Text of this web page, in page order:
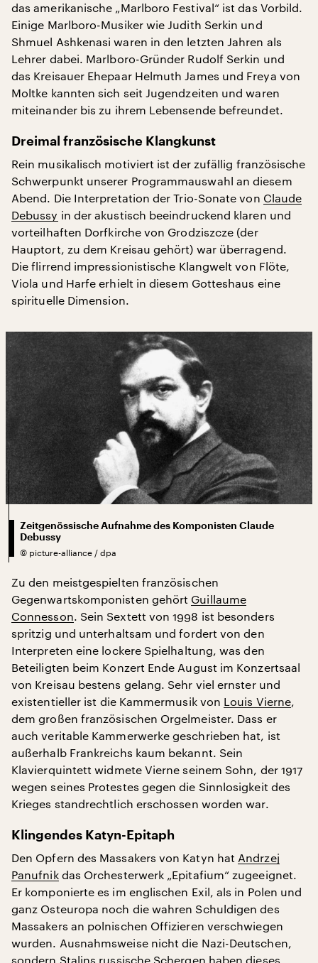
das amerikanische „Marlboro Festival“ ist das Vorbild.
Einige Marlboro-Musiker wie Judith Serkin und
Shmuel Ashkenasi waren in den letzten Jahren als
Lehrer dabei. Marlboro-Gründer Rudolf Serkin und
das Kreisauer Ehepaar Helmuth James und Freya von
Moltke kannten sich seit Jugendzeiten und waren
miteinander bis zu ihrem Lebensende befreundet.
Dreimal französische Klangkunst
Rein musikalisch motiviert ist der zufällig französische
Schwerpunkt unserer Programmauswahl an diesem
Abend. Die Interpretation der Trio-Sonate von Claude
Debussy in der akustisch beeindruckend klaren und
vorteilhaften Dorfkirche von Grodziszcze (der
Hauptort, zu dem Kreisau gehört) war überragend.
Die flirrend impressionistische Klangwelt von Flöte,
Viola und Harfe erhielt in diesem Gotteshaus eine
spirituelle Dimension.
Zeitgenössische Aufnahme des Komponisten Claude
Debussy
© picture-alliance / dpa
Zu den meistgespielten französischen
Gegenwartskomponisten gehört Guillaume
Connesson. Sein Sextett von 1998 ist besonders
spritzig und unterhaltsam und fordert von den
Interpreten eine lockere Spielhaltung, was den
Beteiligten beim Konzert Ende August im Konzertsaal
von Kreisau bestens gelang. Sehr viel ernster und
existentieller ist die Kammermusik von Louis Vierne,
dem großen französischen Orgelmeister. Dass er
auch veritable Kammerwerke geschrieben hat, ist
außerhalb Frankreichs kaum bekannt. Sein
Klavierquintett widmete Vierne seinem Sohn, der 1917
wegen seines Protestes gegen die Sinnlosigkeit des
Krieges standrechtlich erschossen worden war.
Klingendes Katyn-Epitaph
Den Opfern des Massakers von Katyn hat Andrzej
Panufnikdas Orchesterwerk „Epitafium“ zugeeignet.
Er komponierte es im englischen Exil, als in Polen und
ganz Osteuropa noch die wahren Schuldigen des
Massakers an polnischen Offizieren verschwiegen
wurden. Ausnahmsweise nicht die Nazi-Deutschen,
sondern Stalins russische Schergen haben dieses